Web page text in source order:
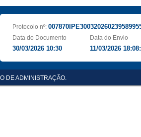
Protocolo nº:
Data do Documento
30/03/2026 10:30
Data do Envio
11/03/2026
DE ADMINISTRAÇÃO.